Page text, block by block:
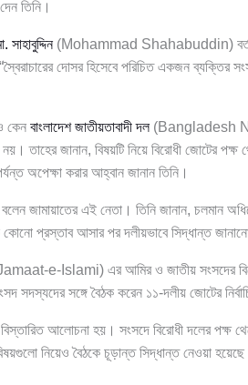
তিনি।
সাহাবুদ্দিন(Mohammad Shahabuddin)
দোসর হিসেবে পরিচিত একজন ব্যক্তির
কেন বাংলাদেশ জাতীয়তাবাদী দল(Bangladesh
তাহের জানান, বিষয়টি নিয়ে বিরোধী জোটের পক্ষ
অপেক্ষা করার আহ্বান জানান তিনি।
জামায়াতের এই নেতা। তিনি জানান, চলমান
প্রস্তাব আসার পর দলীয়ভাবে সিদ্ধান্ত
e-Islami) এর আমির ও জাতীয় সংসদের
সঙ্গে বৈঠক করেন ১১-দলীয় জোটের
আলোচনা হয়। সংসদে বিরোধী দলের পক্ষ
নিয়েও বৈঠকে চূড়ান্ত সিদ্ধান্ত নেওয়া হয়েছে